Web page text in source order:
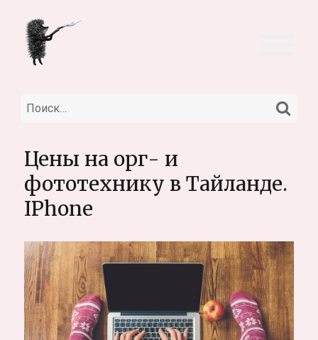
Искать:
Цены на орг- и
фототехнику в Тайланде.
IPhone